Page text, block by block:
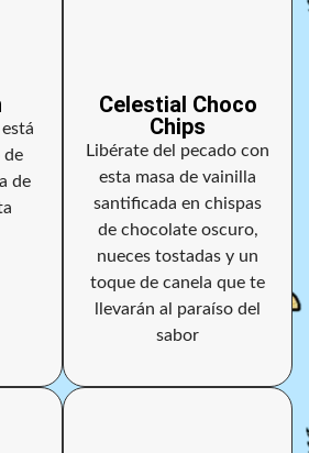
de
de
Celestial Choco
Chips
Libérate del pecado con
esta masa de vainilla
santificada en chispas
de chocolate oscuro,
nueces tostadas y un
toque de canela que te
llevarán al paraíso del
sabor